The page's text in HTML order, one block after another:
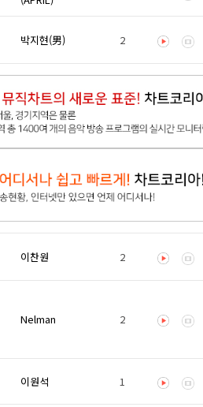
박지현(男) 2
이찬원 2
Nelman 2
이원석 1